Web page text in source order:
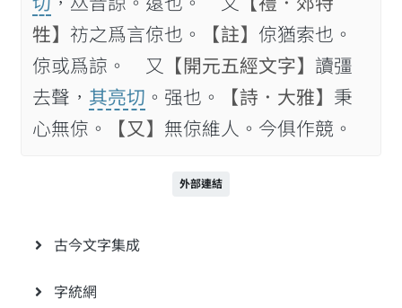
牲】 祊之爲言倞也。 【註】 倞猶索也。
倞或爲諒。 又
【開元五經文字】 讀彊
去聲， 其亮切 。强也。 【詩．大雅】 秉
心無倞。
【又】 無倞維人。今俱作競。
外部連結
古今文字集成
字統網